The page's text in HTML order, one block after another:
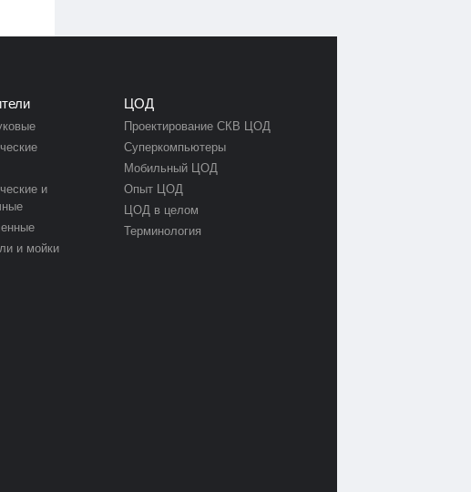
и
и мойки
ЦОД
Проектирование СКВ ЦОД
Суперкомпьютеры
Мобильный ЦОД
Опыт ЦОД
ЦОД в целом
Терминология